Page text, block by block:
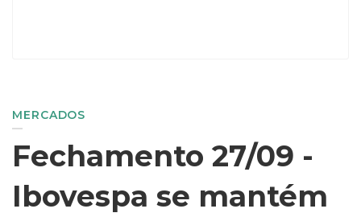
MERCADOS
Fechamento 27/09 -
Ibovespa se mantém